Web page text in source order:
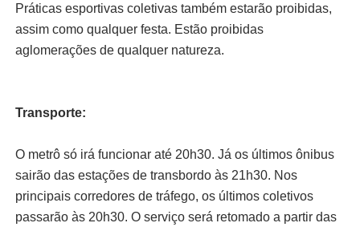
Práticas esportivas coletivas também estarão proibidas,
assim como qualquer festa. Estão proibidas
aglomerações de qualquer natureza.
Transporte:
O metrô só irá funcionar até 20h30. Já os últimos ônibus
sairão das estações de transbordo às 21h30. Nos
principais corredores de tráfego, os últimos coletivos
passarão às 20h30. O serviço será retomado a partir das